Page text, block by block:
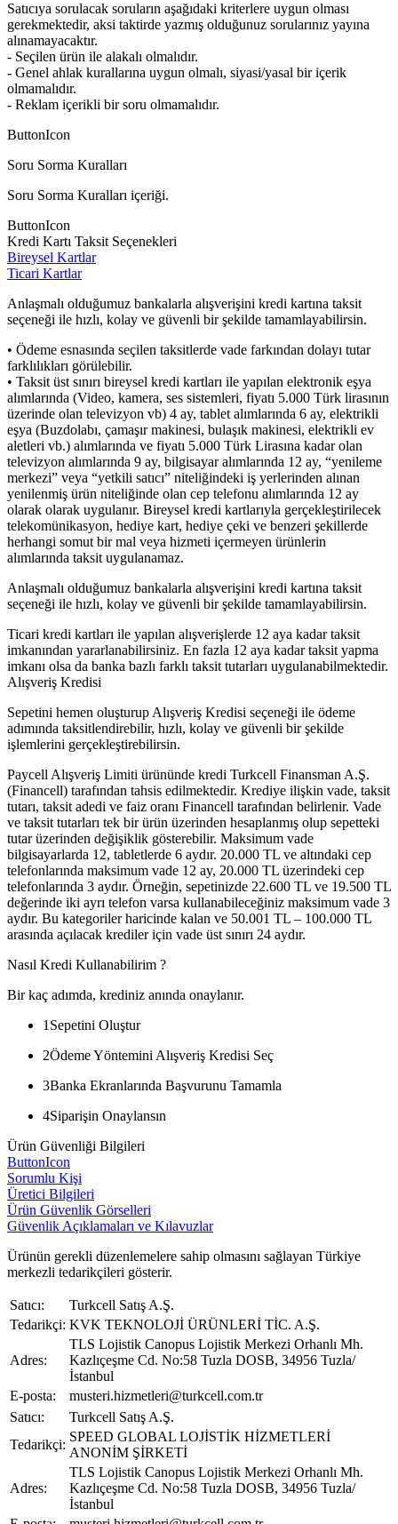
Satıcıya sorulacak soruların aşağıdaki kriterlere uygun olması
gerekmektedir, aksi taktirde yazmış olduğunuz sorularınız yayına
alınamayacaktır.
- Seçilen ürün ile alakalı olmalıdır.
- Genel ahlak kurallarına uygun olmalı, siyasi/yasal bir içerik
olmamalıdır.
- Reklam içerikli bir soru olmamalıdır.
ButtonIcon
Soru Sorma Kuralları
Soru Sorma Kuralları içeriği.
ButtonIcon
Kredi Kartı Taksit Seçenekleri
Bireysel Kartlar
Ticari Kartlar
Anlaşmalı olduğumuz bankalarla alışverişini kredi kartına taksit
seçeneği ile hızlı, kolay ve güvenli bir şekilde tamamlayabilirsin.
• Ödeme esnasında seçilen taksitlerde vade farkından dolayı tutar
farklılıkları görülebilir.
• Taksit üst sınırı bireysel kredi kartları ile yapılan elektronik eşya
alımlarında (Video, kamera, ses sistemleri, fiyatı 5.000 Türk lirasının
üzerinde olan televizyon vb) 4 ay, tablet alımlarında 6 ay, elektrikli
eşya (Buzdolabı, çamaşır makinesi, bulaşık makinesi, elektrikli ev
aletleri vb.) alımlarında ve fiyatı 5.000 Türk Lirasına kadar olan
televizyon alımlarında 9 ay, bilgisayar alımlarında 12 ay, “yenileme
merkezi” veya “yetkili satıcı” niteliğindeki iş yerlerinden alınan
yenilenmiş ürün niteliğinde olan cep telefonu alımlarında 12 ay
olarak olarak uygulanır. Bireysel kredi kartlarıyla gerçekleştirilecek
telekomünikasyon, hediye kart, hediye çeki ve benzeri şekillerde
herhangi somut bir mal veya hizmeti içermeyen ürünlerin
alımlarında taksit uygulanamaz.
Anlaşmalı olduğumuz bankalarla alışverişini kredi kartına taksit
seçeneği ile hızlı, kolay ve güvenli bir şekilde tamamlayabilirsin.
Ticari kredi kartları ile yapılan alışverişlerde 12 aya kadar taksit
imkanından yararlanabilirsiniz. En fazla 12 aya kadar taksit yapma
imkanı olsa da banka bazlı farklı taksit tutarları uygulanabilmektedir.
Alışveriş Kredisi
Sepetini hemen oluşturup Alışveriş Kredisi seçeneği ile ödeme
adımında taksitlendirebilir, hızlı, kolay ve güvenli bir şekilde
işlemlerini gerçekleştirebilirsin.
Paycell Alışveriş Limiti ürününde kredi Turkcell Finansman A.Ş.
(Financell) tarafından tahsis edilmektedir. Krediye ilişkin vade, taksit
tutarı, taksit adedi ve faiz oranı Financell tarafından belirlenir. Vade
ve taksit tutarları tek bir ürün üzerinden hesaplanmış olup sepetteki
tutar üzerinden değişiklik gösterebilir. Maksimum vade
bilgisayarlarda 12, tabletlerde 6 aydır. 20.000 TL ve altındaki cep
telefonlarında maksimum vade 12 ay, 20.000 TL üzerindeki cep
telefonlarında 3 aydır. Örneğin, sepetinizde 22.600 TL ve 19.500 TL
değerinde iki ayrı telefon varsa kullanabileceğiniz maksimum vade 3
aydır. Bu kategoriler haricinde kalan ve 50.001 TL – 100.000 TL
arasında açılacak krediler için vade üst sınırı 24 aydır.
Nasıl Kredi Kullanabilirim ?
Bir kaç adımda, krediniz anında onaylanır.
1 Sepetini Oluştur
2Ödeme Yöntemini Alışveriş Kredisi Seç
3Banka Ekranlarında Başvurunu Tamamla
4Siparişin Onaylansın
Ürün Güvenliği Bilgileri
ButtonIcon
Sorumlu Kişi
Üretici Bilgileri
Ürün Güvenlik Görselleri
Güvenlik Açıklamaları ve Kılavuzlar
Ürünün gerekli düzenlemelere sahip olmasını sağlayan Türkiye
merkezli tedarikçileri gösterir.
Satıcı:
Turkcell Satış A.Ş.
Tedarikçi: KVK TEKNOLOJİ ÜRÜNLERİ TİC. A.Ş.
Adres:
TLS Lojistik Canopus Lojistik Merkezi Orhanlı Mh.
Kazlıçeşme Cd. No:58 Tuzla DOSB, 34956 Tuzla/
İstanbul
E-posta:
musteri.hizmetleri@turkcell.com.tr
Satıcı:
Turkcell Satış A.Ş.
Tedarikçi:
SPEED GLOBAL LOJİSTİK HİZMETLERİ
ANONİM ŞİRKETİ
Adres:
TLS Lojistik Canopus Lojistik Merkezi Orhanlı Mh.
Kazlıçeşme Cd. No:58 Tuzla DOSB, 34956 Tuzla/
İstanbul